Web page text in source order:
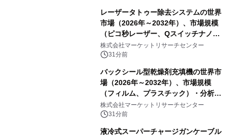
レーザータトゥー除去システムの世界
市場（2026年～2032年）、市場規模
（ピコ秒レーザー、Qスイッチナノ秒
レーザー）・分析レポートを発表
株式会社マーケットリサーチセンター
31分前
バックシール型乾燥剤充填機の世界市
場（2026年～2032年）、市場規模
（フィルム、プラスチック）・分析レ
ポートを発表
株式会社マーケットリサーチセンター
31分前
液冷式スーパーチャージガンケーブル